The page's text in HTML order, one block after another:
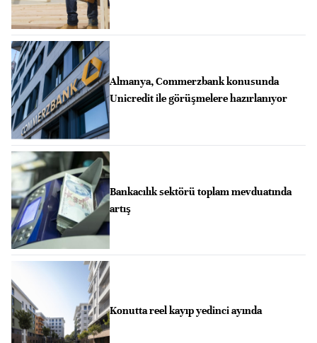
Almanya, Commerzbank konusunda
Unicredit ile görüşmelere hazırlanıyor
Bankacılık sektörü toplam mevduatında
artış
Konutta reel kayıp yedinci ayında